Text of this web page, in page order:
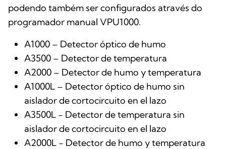
podendo também ser configurados através do
programador manual VPU1000.
A1000 – Detector óptico de humo
A3500 – Detector de temperatura
A2000 – Detector de humo y temperatura
A1000L – Detector óptico de humo sin
aislador de cortocircuito en el lazo
A3500L - Detector de temperatura sin
aislador de cortocircuito en el lazo
A2000L - Detector de humo y temperatura